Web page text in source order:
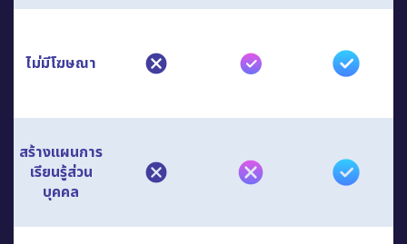
ไม่มีโฆษณา
สร้างแผนการ
เรียนรู้ส่วน
บุคคล